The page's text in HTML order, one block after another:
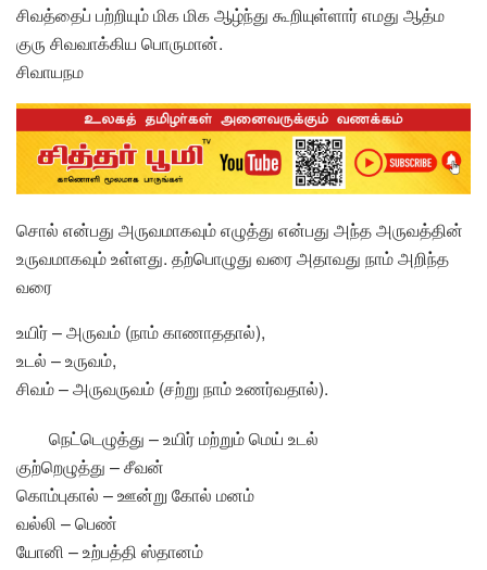
சிவத்தைப் பற்றியும் மிக மிக ஆழ்ந்து கூறியுள்ளார் எமது ஆத்ம
குரு சிவவாக்கிய பொருமான்.
சிவாயநம
சொல் என்பது அருவமாகவும் எழுத்து என்பது அந்த அருவத்தின்
உருவமாகவும் உள்ளது. தற்பொழுது வரை அதாவது நாம் அறிந்த
வரை
உயிர் – அருவம் (நாம் காணாததால்),
உடல் – உருவம்,
சிவம் – அருவருவம் (சற்று நாம் உணர்வதால்).
நெட்டெழுத்து – உயிர் மற்றும் மெய் உடல்
குற்றெழுத்து – சீவன்
கொம்புகால் – ஊன்று கோல் மனம்
வல்லி – பெண்
யோனி – உற்பத்தி ஸ்தானம்